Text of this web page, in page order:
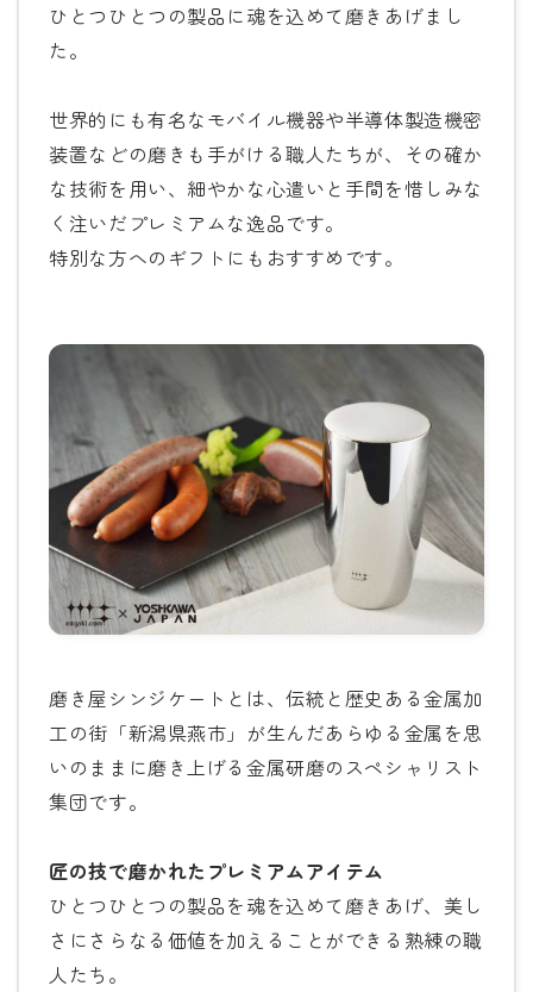
ひとつひとつの製品に魂を込めて磨きあげまし
た。
世界的にも有名なモバイル機器や半導体製造機密
装置などの磨きも手がける職人たちが、その確か
な技術を用い、細やかな心遣いと手間を惜しみな
く注いだプレミアムな逸品です。
特別な方へのギフトにもおすすめです。
磨き屋シンジケートとは、伝統と歴史ある金属加
工の街「新潟県燕市」が生んだあらゆる金属を思
いのままに磨き上げる金属研磨のスペシャリスト
集団です。
匠の技で磨かれたプレミアムアイテム
ひとつひとつの製品を魂を込めて磨きあげ、美し
さにさらなる価値を加えることができる熟練の職
人たち。